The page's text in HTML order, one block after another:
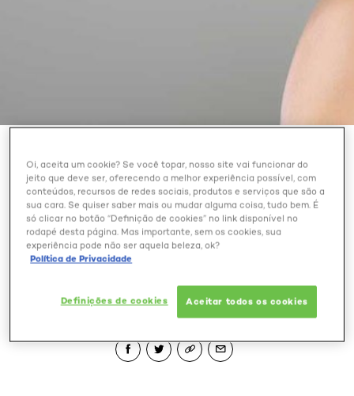
DICA DO PROENÇA: SAIBA
COMO CLAREAR OS
CABELOS SEM RECORRER
À DESCOLORAÇÃO
Outubro 28, 2024
Oi, aceita um cookie? Se você topar, nosso site vai funcionar do
jeito que deve ser, oferecendo a melhor experiência possível, com
conteúdos, recursos de redes sociais, produtos e serviços que são a
sua cara. Se quiser saber mais ou mudar alguma coisa, tudo bem. É
só clicar no botão “Definição de cookies” no link disponível no
rodapé desta página. Mas importante, sem os cookies, sua
experiência pode não ser aquela beleza, ok?
Política de Privacidade
Definições de cookies Aceitar todos os cookies